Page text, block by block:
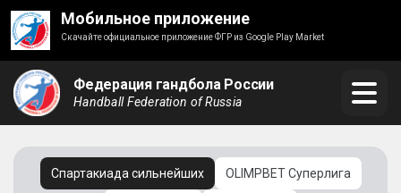
Мобильное приложение
Скачайте официальное приложение ФГР из Google Play Market
Федерация гандбола России
Handball Federation of Russia
Спартакиада сильнейших OLIMPBET Суперлига